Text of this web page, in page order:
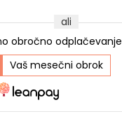
ali
obročno odplačevanje
Vaš mesečni obrok